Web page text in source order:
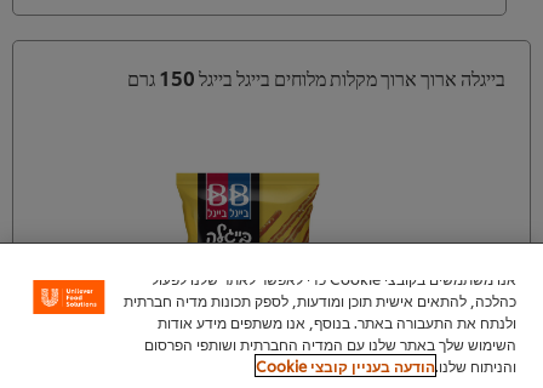
בייגלה ארוך ארוך מקלות מלוחים בייגל בייגל 150 גרם
אנו משתמשים בקובצי Cookie כדי לאפשר לאתר שלנו לפעול
כהלכה, להתאים אישית תוכן ומודעות, לספק תכונות מדיה חברתית
ולנתח את התעבורה באתר. בנוסף, אנו משתפים מידע אודות
השימוש שלך באתר שלנו עם המדיה החברתית ושותפי הפרסום
והניתוח שלנו.הודעה בעניין קובצי Cookie